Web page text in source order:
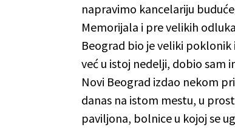
napravimo kancelariju
Memorijala i pre velikih
Beograd bio je veliki
već u istoj nedelji, dobio
Novi Beograd izdao nekom
danas na istom mestu, u
paviljona, bolnice u kojoj se